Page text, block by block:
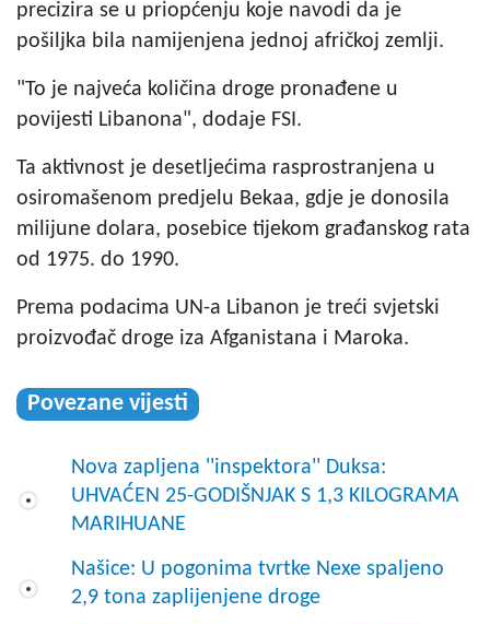
precizira se u priopćenju koje navodi da je
pošiljka bila namijenjena jednoj afričkoj zemlji.
"To je najveća količina droge pronađene u
povijesti Libanona", dodaje FSI.
Ta aktivnost je desetljećima rasprostranjena u
osiromašenom predjelu Bekaa, gdje je donosila
milijune dolara, posebice tijekom građanskog rata
od 1975. do 1990.
Prema podacima UN-a Libanon je treći svjetski
proizvođač droge iza Afganistana i Maroka.
Povezane vijesti
Nova zapljena ''inspektora'' Duksa:
UHVAĆEN 25-GODIŠNJAK S 1,3 KILOGRAMA
MARIHUANE
Našice: U pogonima tvrtke Nexe spaljeno
2,9 tona zaplijenjene droge